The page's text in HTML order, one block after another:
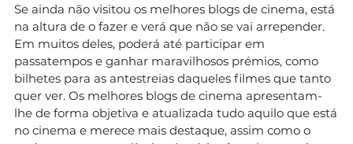
Se ainda não visitou os melhores blogs de cinema, está
na altura de o fazer e verá que não se vai arrepender.
Em muitos deles, poderá até participar em
passatempos e ganhar maravilhosos prémios, como
bilhetes para as antestreias daqueles filmes que tanto
quer ver. Os melhores blogs de cinema apresentam-
lhe de forma objetiva e atualizada tudo aquilo que está
no cinema e merece mais destaque, assim como o